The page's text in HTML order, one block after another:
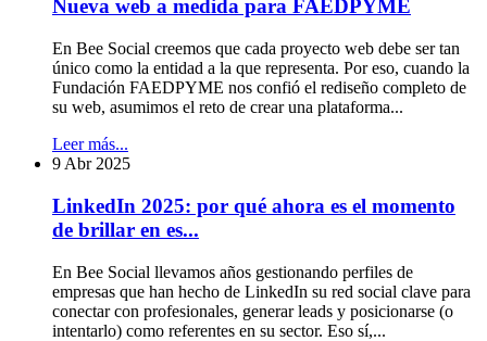
Nueva web a medida para FAEDPYME
En Bee Social creemos que cada proyecto web debe ser tan
único como la entidad a la que representa. Por eso, cuando la
Fundación FAEDPYME nos confió el rediseño completo de
su web, asumimos el reto de crear una plataforma...
Leer más...
9 Abr 2025
LinkedIn 2025: por qué ahora es el momento
de brillar en es...
En Bee Social llevamos años gestionando perfiles de
empresas que han hecho de LinkedIn su red social clave para
conectar con profesionales, generar leads y posicionarse (o
intentarlo) como referentes en su sector. Eso sí,...